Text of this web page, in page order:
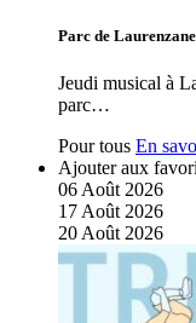
Parc de Laurenzane
Jeudi musical à
parc…
Pour tous En
Ajouter aux
06 Août 2026
17 Août 2026
20 Août 2026